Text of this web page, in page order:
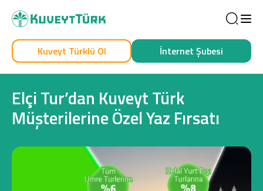
Kendim İçin İşim İçin
Kuveyt Türklü Ol İnternet Şubesi
Elçi Tur’dan Kuveyt Türk
Müşterilerine Özel Yaz Fırsatı